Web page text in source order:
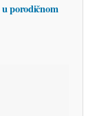
porodičnom